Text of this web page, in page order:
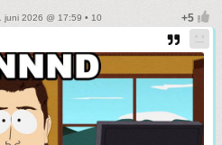
juni 2026 @ 17:59 • 10